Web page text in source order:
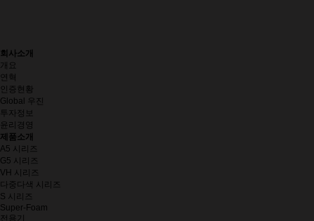
회사소개
개요
연혁
인증현황
Global 우진
투자정보
윤리경영
제품소개
A5 시리즈
G5 시리즈
VH 시리즈
다중다색 시리즈
S 시리즈
Super-Foam
전용기